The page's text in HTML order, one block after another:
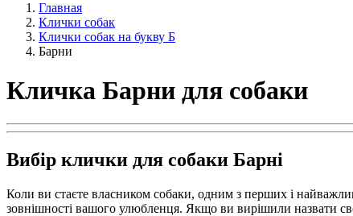
Главная
Клички собак
Клички собак на букву Б
Барни
Кличка Барни для собаки
Вибір клички для собаки Барні
Коли ви стаєте власником собаки, одним з перших і
зовнішності вашого улюбленця. Якщо ви вирішили назвати